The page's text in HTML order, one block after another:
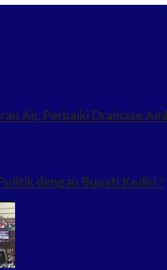
Air, Perbaiki Drainase
dengan Bupati Kediri ?